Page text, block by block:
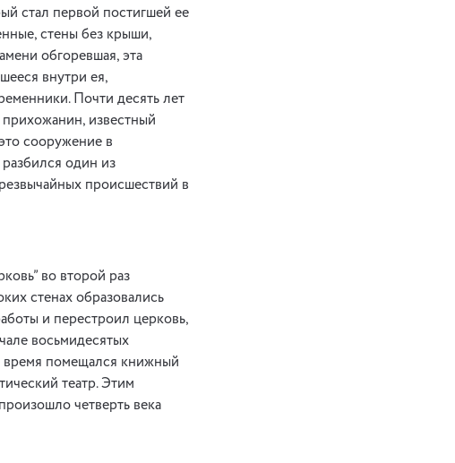
стал первой постигшей ее
стены без крыши,
обгоревшая, эта
внутри ея,
Почти десять лет
известный
сооружение в
один из
происшествий в
во второй раз
стенах образовались
и перестроил церковь,
восьмидесятых
время помещался книжный
театр. Этим
четверть века